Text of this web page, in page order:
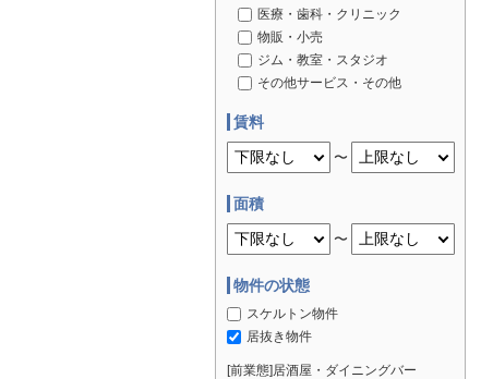
医療・歯科・クリニック
物販・小売
ジム・教室・スタジオ
その他サービス・その他
賃料
〜
面積
〜
物件の状態
スケルトン物件
居抜き物件
[前業態]居酒屋・ダイニングバー